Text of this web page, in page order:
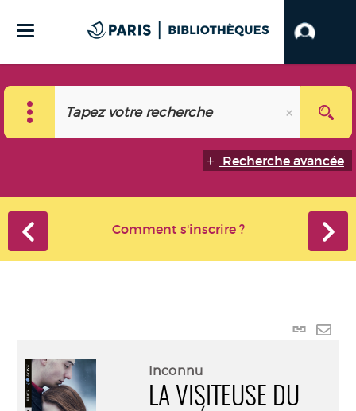
Recherche avancée
Comment s'inscrire ?
Lien
Inconnu
LA VISITEUSE DU